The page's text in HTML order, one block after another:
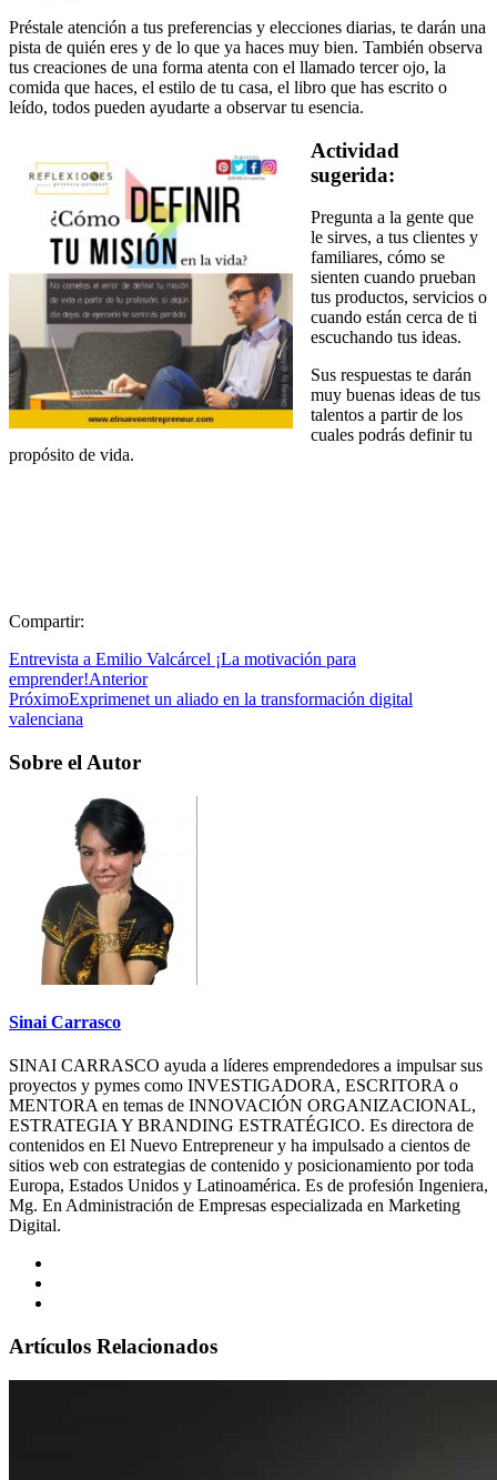
Préstale atención a tus preferencias y elecciones diarias, te darán una
pista de quién eres y de lo que ya haces muy bien. También observa
tus creaciones de una forma atenta con el llamado tercer ojo, la
comida que haces, el estilo de tu casa, el libro que has escrito o
leído, todos pueden ayudarte a observar tu esencia.
Actividad
sugerida:
Pregunta a la gente que
le sirves, a tus clientes y
familiares, cómo se
sienten cuando prueban
tus productos, servicios o
cuando están cerca de ti
escuchando tus ideas.
Sus respuestas te darán
muy buenas ideas de tus
talentos a partir de los
cuales podrás definir tu
propósito de vida.
Compartir:
Entrevista a Emilio Valcárcel ¡La motivación para
emprender!Anterior
PróximoExprimenet un aliado en la transformación digital
valenciana
Sobre el Autor
Sinai Carrasco
SINAI CARRASCO ayuda a líderes emprendedores a impulsar sus
proyectos y pymes como INVESTIGADORA, ESCRITORA o
MENTORA en temas de INNOVACIÓN ORGANIZACIONAL,
ESTRATEGIA Y BRANDING ESTRATÉGICO. Es directora de
contenidos en El Nuevo Entrepreneur y ha impulsado a cientos de
sitios web con estrategias de contenido y posicionamiento por toda
Europa, Estados Unidos y Latinoamérica. Es de profesión Ingeniera,
Mg. En Administración de Empresas especializada en Marketing
Digital.
Artículos Relacionados